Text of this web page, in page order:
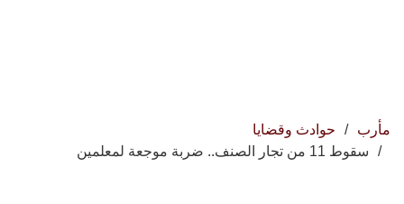
مأرب
حوادث وقضايا
سقوط 11 من تجار الصنف.. ضربة موجعة لمعلمين